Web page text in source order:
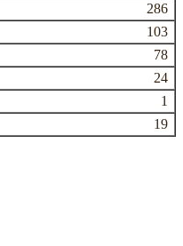
286
103
78
24
1
19